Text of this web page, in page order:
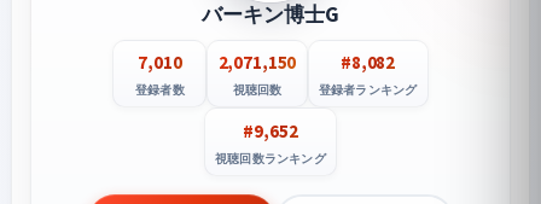
バーキン博士G
7,010
登録者数
2,071,150
視聴回数
#8,082
登録者ランキング
#9,652
視聴回数ランキング